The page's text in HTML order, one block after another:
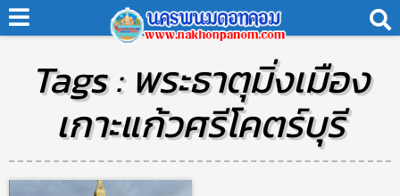
Tags : พระธาตุมิ่งเมือง
เกาะแก้วศรีโคตร์บุรี